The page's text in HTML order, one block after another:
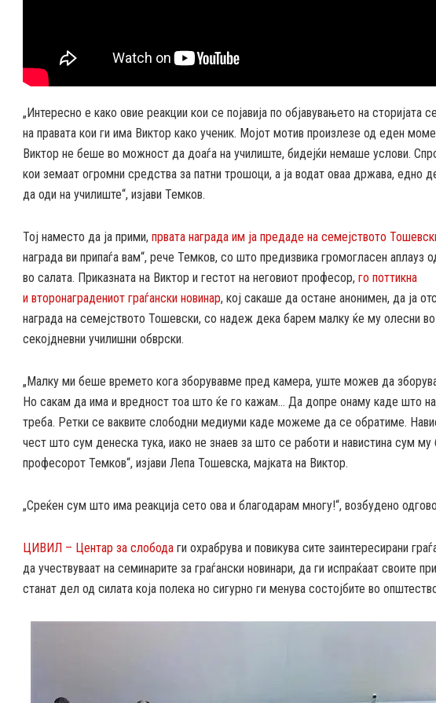
„Интересно е како овие реакции кои се појавија по објавувањето на сторијата
на правата кои ги има Виктор како ученик. Мојот мотив произлезе од еден
Виктор не беше во можност да доаѓа на училиште, бидејќи немаше услови.
кои земаат огромни средства за патни трошоци, а ја водат оваа држава, едно
да оди на училиште“, изјави Темков.
Тој наместо да ја прими, првата награда им ја предаде на семејството
награда ви припаѓа вам“, рече Темков, со што предизвика громогласен аплауз
во салата. Приказната на Виктор и гестот на неговиот професор, го поттикна
и второнаградениот граѓански новинар, кој сакаше да остане анонимен, да ја
награда на семејството Тошевски, со надеж дека барем малку ќе му олесни во
секојдневни училишни обврски.
„Малку ми беше времето кога зборувавме пред камера, уште можев да
Но сакам да има и вредност тоа што ќе го кажам… Да допре онаму каде што
треба. Ретки се ваквите слободни медиуми каде можеме да се обратиме.
чест што сум денеска тука, иако не знаев за што се работи и навистина сум му
професорот Темков“, изјави Лепа Тошевска, мајката на Виктор.
„Среќен сум што има реакција сето ова и благодарам многу!“, возбудено
ЦИВИЛ – Центар за слобода ги охрабрува и повикува сите заинтересирани
да учествуваат на семинарите за граѓански новинари, да ги испраќаат своите
станат дел од силата која полека но сигурно ги менува состојбите во